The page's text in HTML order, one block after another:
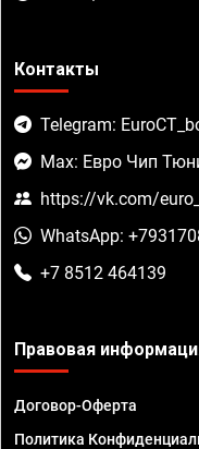
Контакты
Telegram:
Max: Евро Чип
https://vk.com/
WhatsApp:
+7 8512 464139
Правовая
Договор-Оферта
Политика